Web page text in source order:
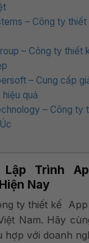
– Công ty
– Công ty thiết
– Cung cấp
quả
– Công ty
Trình
Nay
ty thiết kế
Nam. Hãy
với doanh